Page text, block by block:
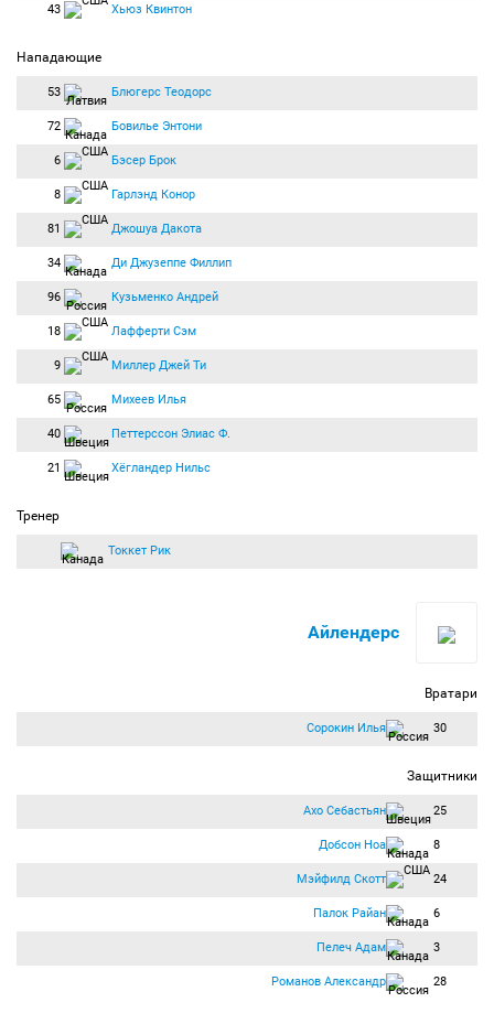
43 Хьюз Квинтон
Нападающие
53 Блюгерс Теодорс
72 Бовилье Энтони
6 Бэсер Брок
8 Гарлэнд Конор
81 Джошуа Дакота
34 Ди Джузеппе Филлип
96 Кузьменко Андрей
18 Лафферти Сэм
9 Миллер Джей Ти
65 Михеев Илья
40 Петтерссон Элиас Ф.
21 Хёгландер Нильс
Тренер
Токкет Рик
Айлендерс
Вратари
Сорокин Илья 30
Защитники
Ахо Себастьян 25
Добсон Ноа 8
Мэйфилд Скотт 24
Палок Райан 6
Пелеч Адам 3
Романов Александр 28